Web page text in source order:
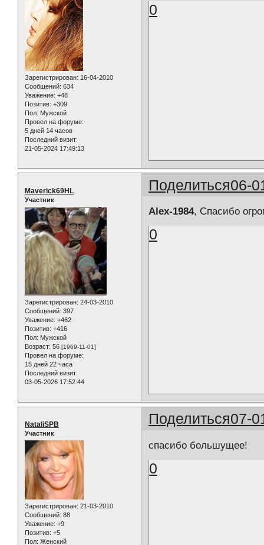
Зарегистрирован: 16-04-2010
Сообщений: 634
Уважение: +48
Позитив: +309
Пол: Мужской
Провел на форуме:
5 дней 14 часов
Последний визит:
21-05-2024 17:49:13
0
Поделиться06-
Maverick69HL
Участник
Зарегистрирован: 24-03-2010
Сообщений: 397
Уважение: +462
Позитив: +416
Пол: Мужской
Возраст: 56 [1969-11-01]
Провел на форуме:
15 дней 22 часа
Последний визит:
03-05-2026 17:52:44
Alex-1984, Спасибо
0
Поделиться07-
NataliSPB
Участник
Зарегистрирован: 21-03-2010
Сообщений: 88
Уважение: +9
Позитив: +5
Пол: Женский
спасибо большущее!
0